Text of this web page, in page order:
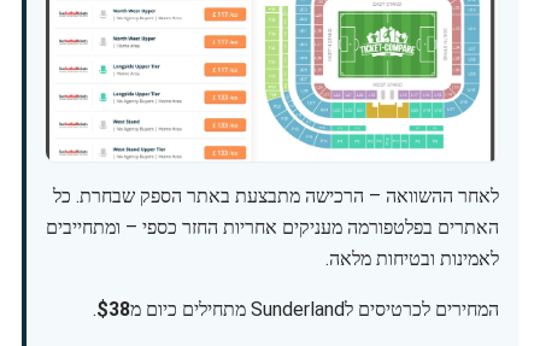
לאחר ההשוואה – הרכישה מתבצעת באתר הספק שבחרת. כל
האתרים בפלטפורמה מעניקים אחריות החזר כספי – ומתחייבים
לאמינות ובטיחות מלאה.
המחירים לכרטיסים לSunderland מתחילים כיום מ $38
.